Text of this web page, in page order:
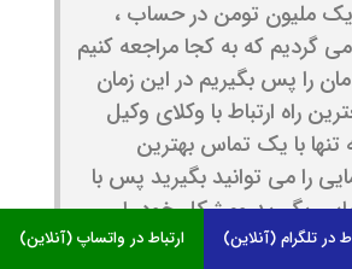
ملیون تومن در حساب ،
می گردیم که به کجا مراجعه کنیم
را پس بگیریم در این زمان
راه ارتباط با وکلای وکیل
با یک تماس بهترین
را می توانید بگیرید پس با
بگیرید ومشکل خود را
راه را برای رسیدن بهارتباط در واتساپ (آنلاین) در تلگرام (آنلاین)